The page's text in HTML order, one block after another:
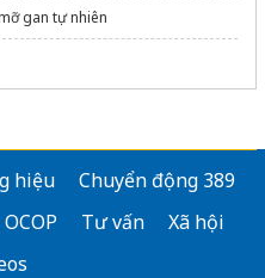
gan tự nhiên
hiệu
Chuyển động 389
OCOP Tư vấn
Xã hội